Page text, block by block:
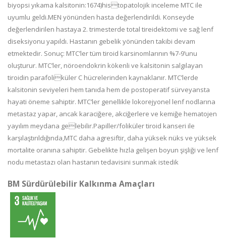
biyopsi yıkama kalsitonin:1674)histopatolojik inceleme MTC ile
uyumlu geldi.MEN yönünden hasta değerlendirildi. Konseyde
değerlendirilen hastaya 2. trimesterde total tireidektomi ve sağ lenf
diseksiyonu yapıldı. Hastanın gebelik yönünden takibi devam
etmektedir. Sonuç: MTC’ler tüm tiroid karsinomlarının %7-9’unu
oluşturur. MTC’ler, nöroendokrin kökenli ve kalsitonin salgılayan
tiroidin parafoliküler C hücrelerinden kaynaklanır. MTC’lerde
kalsitonin seviyeleri hem tanıda hem de postoperatif sürveyansta
hayati öneme sahiptir. MTC’ler genellikle lokorejyonel lenf nodlarına
metastaz yapar, ancak karaciğere, akciğerlere ve kemiğe hematojen
yayılım meydana gelebilir.Papiller/foliküler tiroid kanseri ile
karşılaştırıldığında,MTC daha agresiftir, daha yüksek nüks ve yüksek
mortalite oranına sahiptir. Gebelikte hızla gelişen boyun şişliği ve lenf
nodu metastazı olan hastanın tedavisini sunmak istedik
BM Sürdürülebilir Kalkınma Amaçları